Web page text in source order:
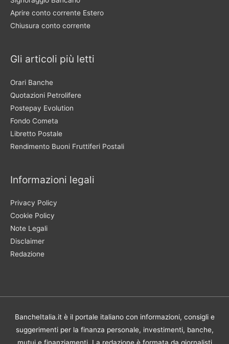
Aprire conto corrente Estero
Chiusura conto corrente
Gli articoli più letti
Orari Banche
Quotazioni Petrolifere
Postepay Evolution
Fondo Cometa
Libretto Postale
Rendimento Buoni Fruttiferi Postali
Informazioni legali
Privacy Policy
Cookie Policy
Note Legali
Disclaimer
Redazione
BancheItalia.it è il portale italiano con informazioni, consigli e
suggerimenti per la finanza personale, investimenti, banche,